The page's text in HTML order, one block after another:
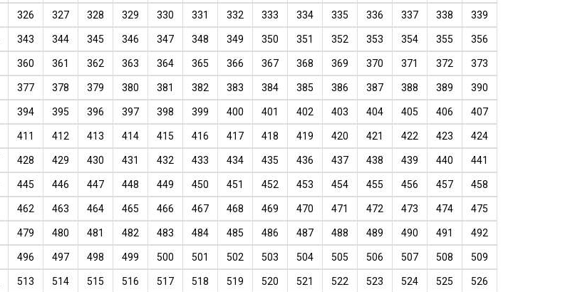
326 327 328 329 330 331 332 333 334 335 336 337 338 339
343 344 345 346 347 348 349 350 351 352 353 354 355 356
360 361 362 363 364 365 366 367 368 369 370 371 372 373
377 378 379 380 381 382 383 384 385 386 387 388 389 390
394 395 396 397 398 399 400 401 402 403 404 405 406 407
411 412 413 414 415 416 417 418 419 420 421 422 423 424
428 429 430 431 432 433 434 435 436 437 438 439 440 441
445 446 447 448 449 450 451 452 453 454 455 456 457 458
462 463 464 465 466 467 468 469 470 471 472 473 474 475
479 480 481 482 483 484 485 486 487 488 489 490 491 492
496 497 498 499 500 501 502 503 504 505 506 507 508 509
513 514 515 516 517 518 519 520 521 522 523 524 525 526